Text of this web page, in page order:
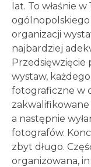
lat. To właśnie
ogólnopolskiego
organizacji
najbardziej
Przedsięwzięcie
wystaw,
fotograficzne w
a następnie
fotografów.
zbyt długo.
organizowana,